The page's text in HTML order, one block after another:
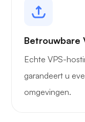
Betrouwbare
Echte VPS-
garandeert u
omgevingen.